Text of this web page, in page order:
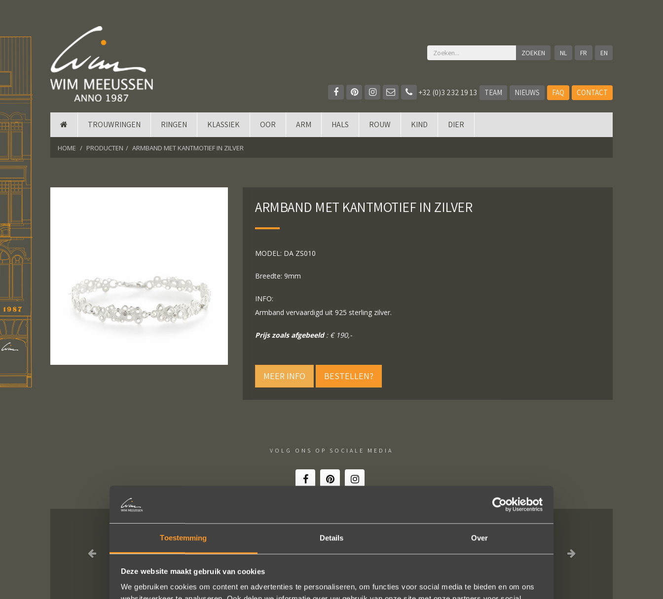
Toestemming Details Over
Deze website maakt gebruik van cookies
We gebruiken cookies om content en advertenties te personaliseren, om functies voor social media te bieden en om ons
NL FR EN
+32 (0)3 232 19 13 TEAM NIEUWS FAQ CONTACT
TROUWRINGEN RINGEN KLASSIEK OOR ARM HALS ROUW KIND DIER
HOME PRODUCTEN ARMBAND MET KANTMOTIEF IN ZILVER
ARMBAND MET KANTMOTIEF IN ZILVER
MODEL: DA ZS010
Breedte: 9mm
INFO:
Armband vervaardigd uit 925 sterling zilver.
Prijs zoals afgebeeld: € 190,-
MEER INFO BESTELLEN?
VOLG ONS OP SOCIALE MEDIA
Heel blij met onze trouwringen! Ruime keuze en correcte prijzen! We werden steeds heel vriendelijk
geholpen.